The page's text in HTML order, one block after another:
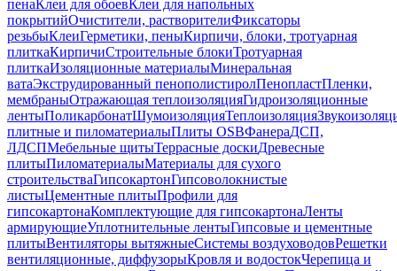
пенаКлеи для обоевКлеи для напольных
покрытийОчистители, растворителиФиксаторы
резьбыКлеиГерметики, пеныКирпичи, блоки, тротуарная
плиткаКирпичиСтроительные блокиТротуарная
плиткаИзоляционные материалыМинеральная
ватаЭкструдированный пенополистиролПенопластПленки,
мембраныОтражающая теплоизоляцияГидроизоляционные
лентыПоликарбонатШумоизоляцияТеплоизоляция
плитные и пиломатериалыПлиты OSBФанераДСП,
ЛДСПМебельные щитыТеррасные доскиДревесные
плитыПиломатериалыМатериалы для сухого
строительстваГипсокартонГипсоволокнистые
листыЦементные плитыПрофили для
гипсокартонаКомплектующие для гипсокартонаЛенты
армирующиеУплотнительные лентыГипсовые и цементные
плитыВентиляторы вытяжныеСистемы воздуховодовРешетки
вентиляционные, диффузорыКровля и водостокЧерепица и